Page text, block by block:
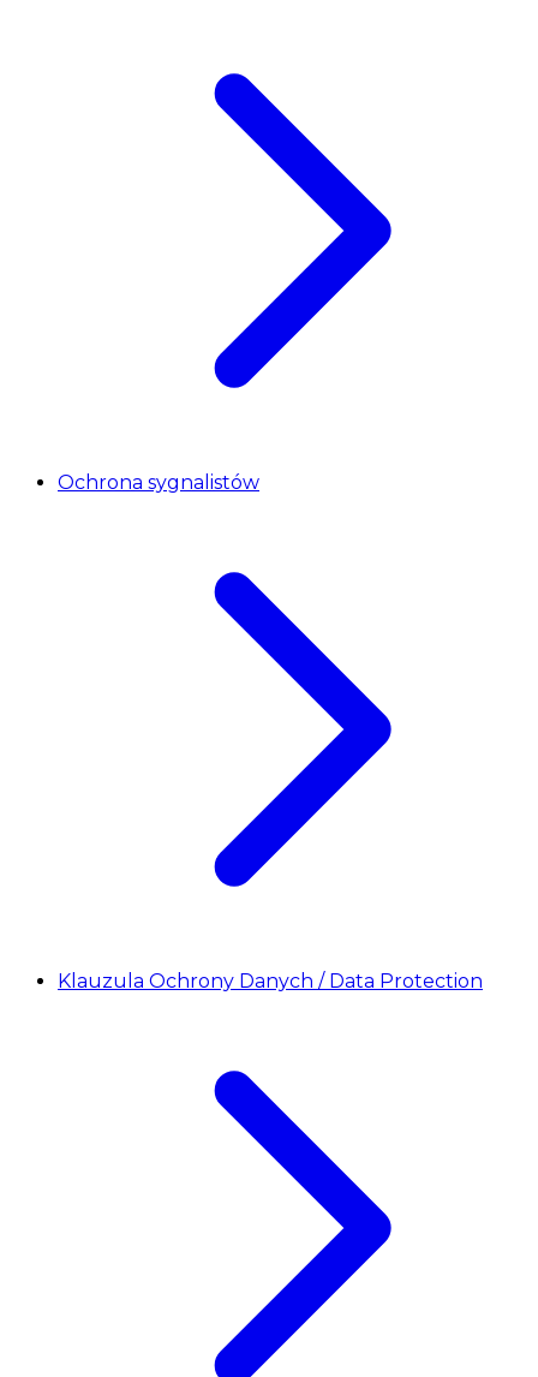
Ochrona sygnalistów
Klauzula Ochrony Danych / Data Protection